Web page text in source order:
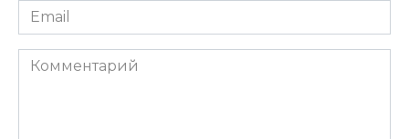
Email
*
Комментарий